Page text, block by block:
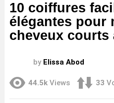
10 coiffures
élégantes pour
cheveux courts
by Elissa Abod
44.5k Views 33